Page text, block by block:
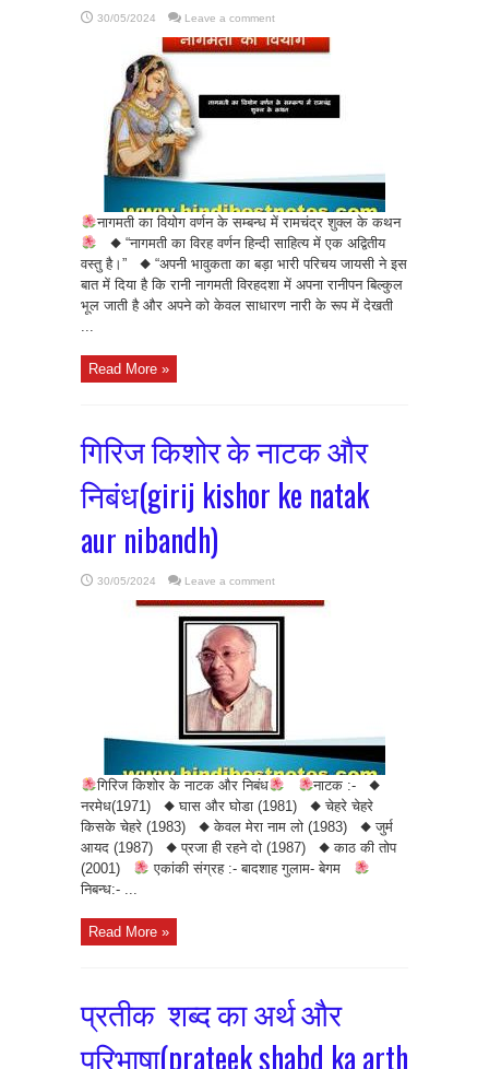
30/05/2024 Leave a comment
नागमती का वियोग वर्णन के सम्बन्ध में रामचंद्र शुक्ल के कथन
◆ “नागमती का विरह वर्णन हिन्दी साहित्य में एक अद्वितीय
वस्तु है।” ◆ “अपनी भावुकता का बड़ा भारी परिचय जायसी ने इस
बात में दिया है कि रानी नागमती विरहदशा में अपना रानीपन बिल्कुल
भूल जाती है और अपने को केवल साधारण नारी के रूप में देखती
...
Read More »
गिरिज किशोर के नाटक और
निबंध(girij kishor ke natak
aur nibandh)
30/05/2024 Leave a comment
गिरिज किशोर के नाटक और निबंध
नाटक :- ◆
नरमेध(1971) ◆ घास और घोडा (1981) ◆ चेहरे चेहरे
किसके चेहरे (1983) ◆ केवल मेरा नाम लो (1983) ◆ जुर्म
आयद (1987) ◆ प्रजा ही रहने दो (1987) ◆ काठ की तोप
(2001)
एकांकी संग्रह :- बादशाह गुलाम- बेगम
निबन्ध:- ...
Read More »
प्रतीक शब्द का अर्थ और
परिभाषा(prateek shabd ka arth